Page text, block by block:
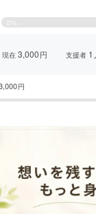
0
現在3,000円 支援者 1
円